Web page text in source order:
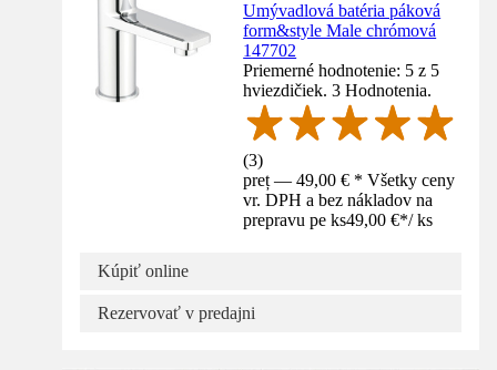
Umývadlová batéria páková
form&style Male chrómová
147702
Priemerné hodnotenie: 5 z 5
hviezdičiek. 3 Hodnotenia.
(3)
preț — 49,00 € * Všetky ceny
vr. DPH a bez nákladov na
prepravu pe ks49,00 €*/ ks
Kúpiť online
Rezervovať v predajni